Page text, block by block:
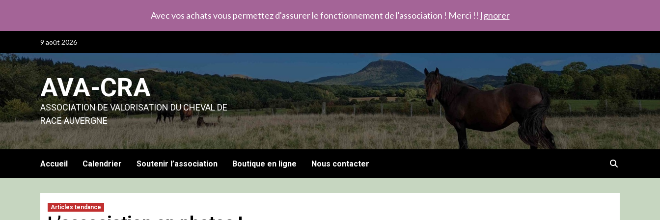
Avec vos achats vous permettez d'assurer le fonctionnement de l'association ! Merci !! Ignorer
content
9 août 2026
AVA-CRA
ASSOCIATION DE VALORISATION DU CHEVAL DE
RACE AUVERGNE
Accueil Calendrier Soutenir l’association Boutique en ligne Nous contacter
Articles tendance